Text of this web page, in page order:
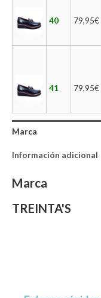
40 79,95€
41 79,95€
Marca
Información adicional
Marca
TREINTA'S